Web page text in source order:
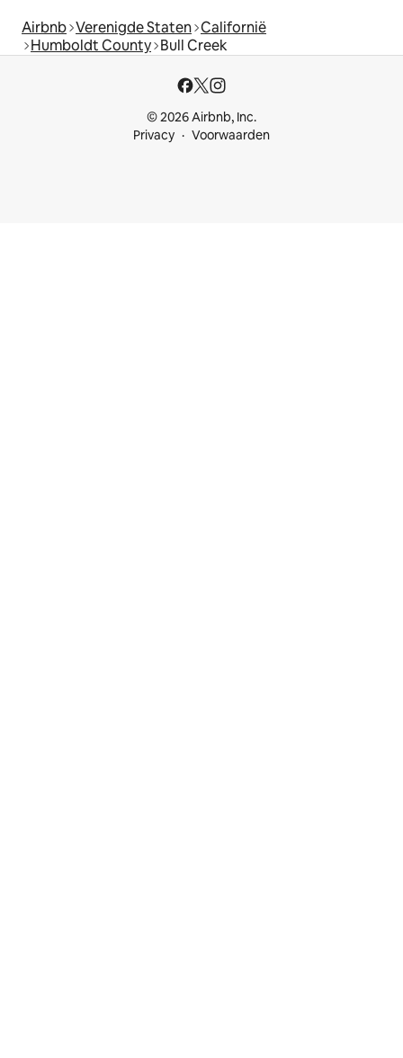
Airbnb Verenigde Staten Californië
Humboldt County Bull Creek
© 2026 Airbnb, Inc.
Privacy
Voorwaarden